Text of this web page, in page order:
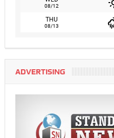
08/12
THU
08/13
ADVERTISING